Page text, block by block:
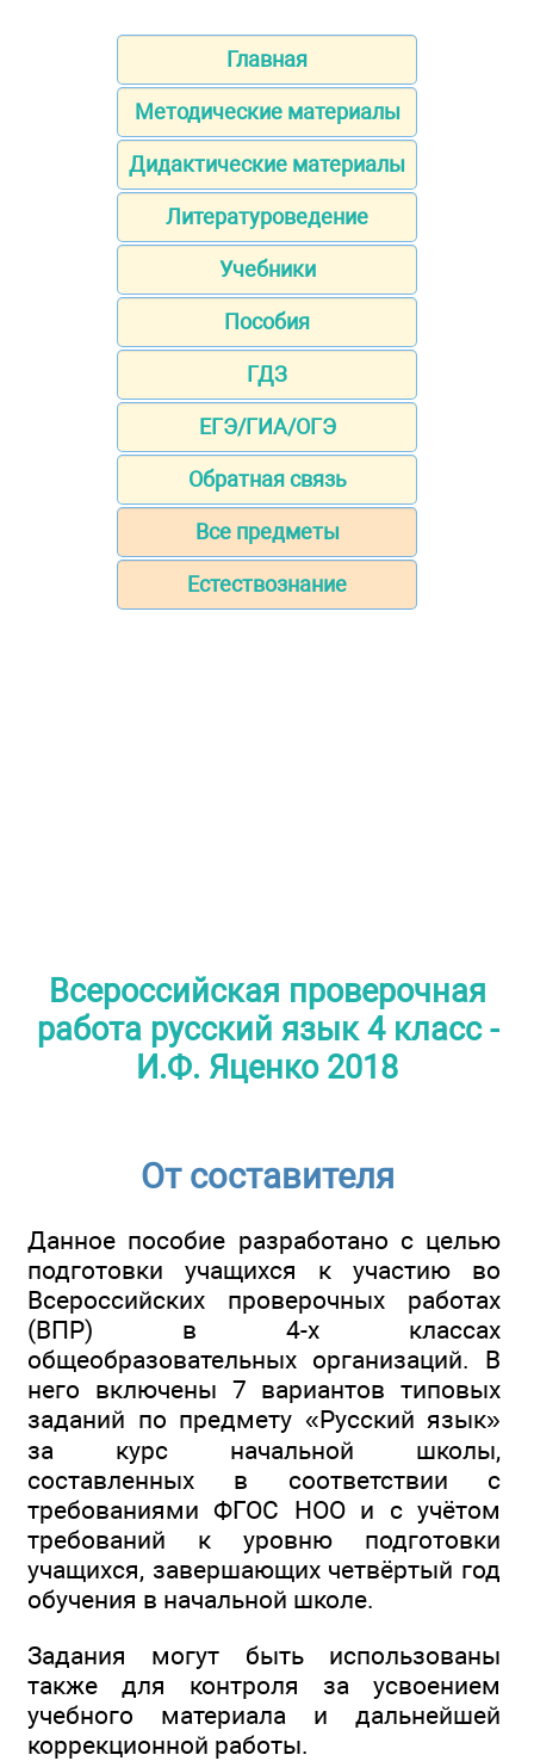
Главная
Методические материалы
Дидактические материалы
Литературоведение
Учебники
Пособия
ГДЗ
ЕГЭ/ГИА/ОГЭ
Обратная связь
Все предметы
Естествознание
Всероссийская проверочная
работа русский язык 4 класс -
И.Ф. Яценко 2018
От составителя
Данное пособие разработано с целью
подготовки учащихся к участию во
Всероссийских проверочных работах
(ВПР) в 4-х классах
общеобразовательных организаций. В
него включены 7 вариантов типовых
заданий по предмету «Русский язык»
за курс начальной школы,
составленных в соответствии с
требованиями ФГОС НОО и с учётом
требований к уровню подготовки
учащихся, завершающих четвёртый год
обучения в начальной школе.
Задания могут быть использованы
также для контроля за усвоением
учебного материала и дальнейшей
коррекционной работы.